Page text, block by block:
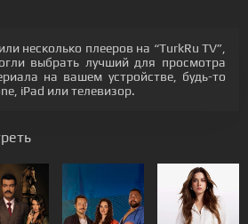
несколько плееров на “TurkRu TV”,
выбрать лучший для просмотра
на вашем устройстве, будь-то
iPad или телевизор.